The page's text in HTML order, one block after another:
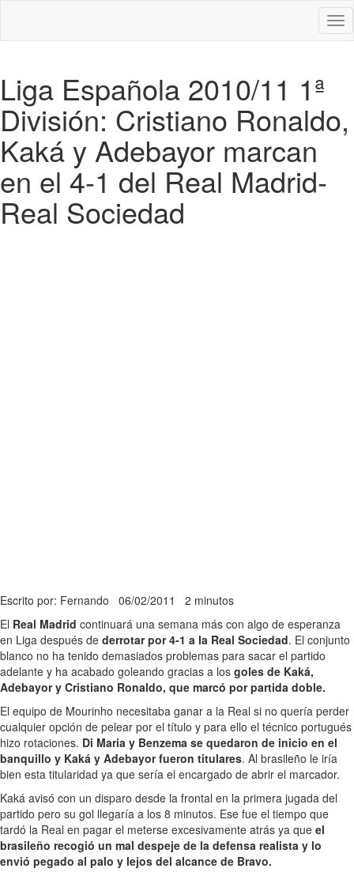
Liga Española 2010/11 1ª
División: Cristiano Ronaldo,
Kaká y Adebayor marcan
en el 4-1 del Real Madrid-
Real Sociedad
Escrito por: Fernando 06/02/2011 2 minutos
El Real Madrid continuará una semana más con algo de esperanza
en Liga después de derrotar por 4-1 a la Real Sociedad. El conjunto
blanco no ha tenido demasiados problemas para sacar el partido
adelante y ha acabado goleando gracias a los goles de Kaká,
Adebayor y Cristiano Ronaldo, que marcó por partida doble.
El equipo de Mourinho necesitaba ganar a la Real si no quería perder
cualquier opción de pelear por el título y para ello el técnico portugués
hizo rotaciones. Di Maria y Benzema se quedaron de inicio en el
banquillo y Kaká y Adebayor fueron titulares. Al brasileño le iría
bien esta titularidad ya que sería el encargado de abrir el marcador.
Kaká avisó con un disparo desde la frontal en la primera jugada del
partido pero su gol llegaría a los 8 minutos. Ese fue el tiempo que
tardó la Real en pagar el meterse excesivamente atrás ya que el
brasileño recogió un mal despeje de la defensa realista y lo
envió pegado al palo y lejos del alcance de Bravo.